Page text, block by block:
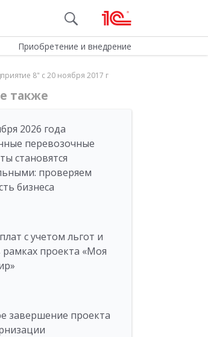
Приобретение и внедрение
8" с 20 ноября 2017 г
также
2026 года
перевозочные
становятся
проверяем
бизнеса
с учетом льгот и
рамках проекта «Моя
завершение проекта